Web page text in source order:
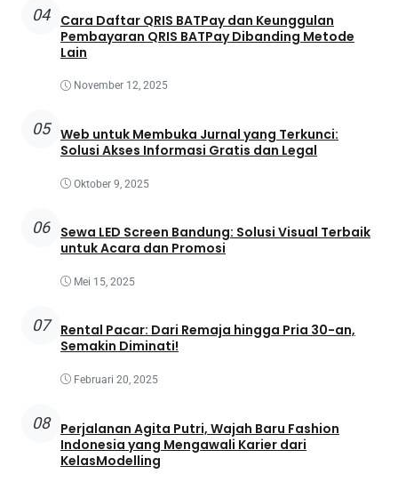
04
Cara Daftar QRIS BATPay dan Keunggulan
Pembayaran QRIS BATPay Dibanding Metode
Lain
November 12, 2025
05 Web untuk Membuka Jurnal yang Terkunci:
Solusi Akses Informasi Gratis dan Legal
Oktober 9, 2025
06
Sewa LED Screen Bandung: Solusi Visual Terbaik
untuk Acara dan Promosi
Mei 15, 2025
07
Rental Pacar: Dari Remaja hingga Pria 30-an,
Semakin Diminati!
Februari 20, 2025
08
Perjalanan Agita Putri, Wajah Baru Fashion
Indonesia yang Mengawali Karier dari
KelasModelling